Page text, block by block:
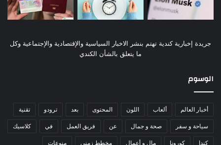
جريدة إخبارية كندية تهتم بنشر الاخبار السياسية والإقتصادية والإجتماعية وكل
ما يتعلق بالشأن الكندي
الوسوم
أخبار العالم ألعاب اللون المحتوى بعد ترودو تقنية
سياحة و سفر صحة و جمال عن فريق العمل في كلاسيك
كندا كورونا مال و أعمال مخطط زمني منوعات